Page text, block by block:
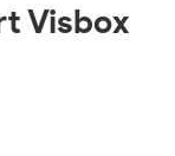
Visbox